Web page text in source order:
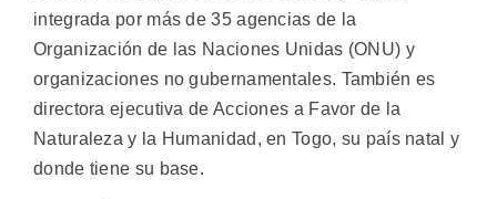
integrada por más de 35 agencias de la
Organización de las Naciones Unidas (ONU) y
organizaciones no gubernamentales. También es
directora ejecutiva de Acciones a Favor de la
Naturaleza y la Humanidad, en Togo, su país natal y
donde tiene su base.